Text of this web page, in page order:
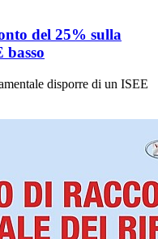
del 25% sulla
basso
disporre di un ISEE